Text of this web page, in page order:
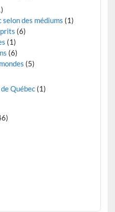
des médiums (1)
(6)
(1)
(6)
(5)
Québec(1)